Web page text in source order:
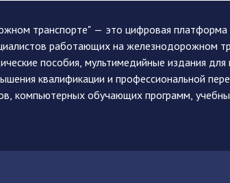
транспорте" — это цифровая платформа
работающих на
пособия, мультимедийные издания для
квалификации и профессиональной
компьютерных обучающих программ,